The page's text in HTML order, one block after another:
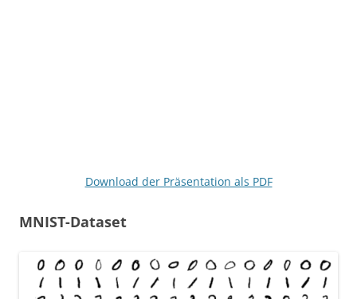
Download der Präsentation als PDF
MNIST-Dataset